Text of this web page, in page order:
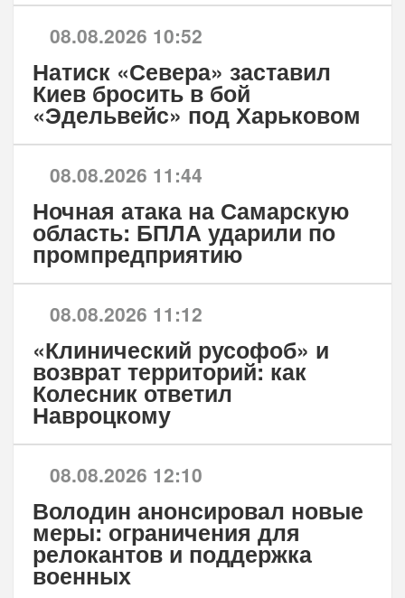
08.08.2026 10:52
Натиск «Севера» заставил
Киев бросить в бой
«Эдельвейс» под Харьковом
08.08.2026 11:44
Ночная атака на Самарскую
область: БПЛА ударили по
промпредприятию
08.08.2026 11:12
«Клинический русофоб» и
возврат территорий: как
Колесник ответил
Навроцкому
08.08.2026 12:10
Володин анонсировал новые
меры: ограничения для
релокантов и поддержка
военных